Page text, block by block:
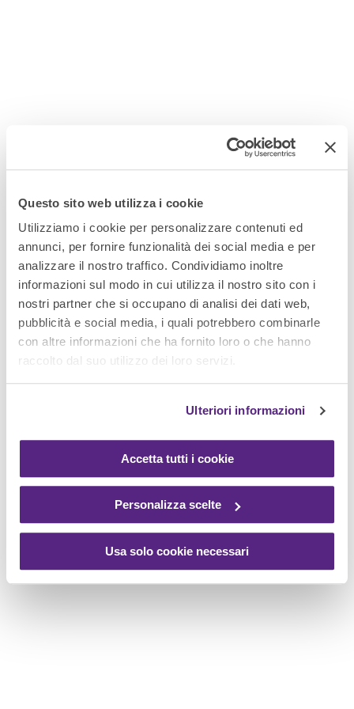
Questo sito web utilizza i cookie
Utilizziamo i cookie per personalizzare contenuti ed
annunci, per fornire funzionalità dei social media e per
analizzare il nostro traffico. Condividiamo inoltre
informazioni sul modo in cui utilizza il nostro sito con i
nostri partner che si occupano di analisi dei dati web,
pubblicità e social media, i quali potrebbero combinarle
con altre informazioni che ha fornito loro o che hanno
raccolto dal suo utilizzo dei loro servizi.
Ulteriori informazioni
Accetta tutti i cookie
Personalizza scelte
Usa solo cookie necessari